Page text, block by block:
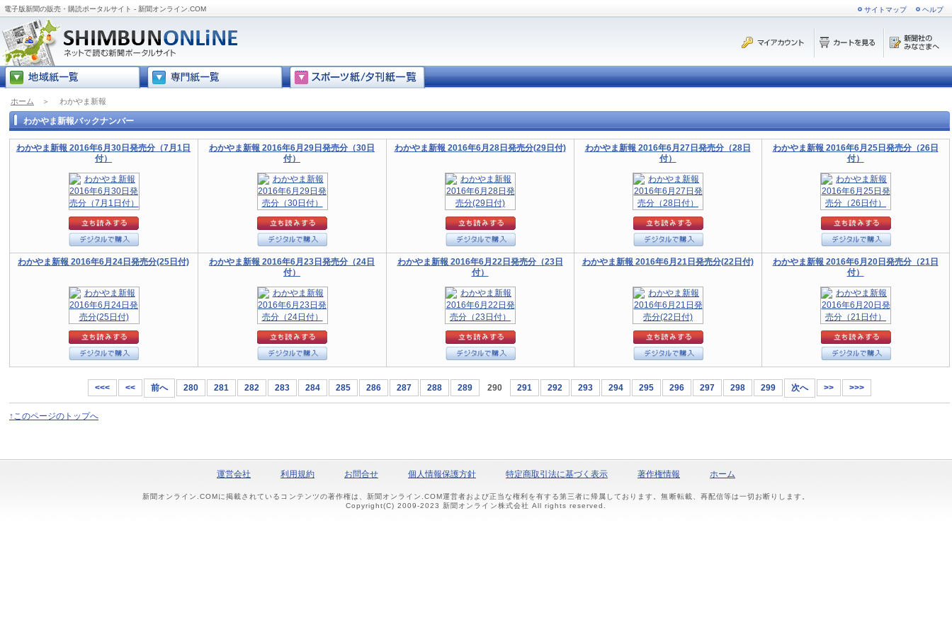
電子版新聞の販売・購読ポータルサイト - 新聞オンライン.COM サイトマップ ヘルプ
ホーム ＞ わかやま新報
わかやま新報バックナンバー
わかやま新報 2016年6月30日発売分（7月1日
付）
わかやま新報 2016年6月29日発売分（30日
付）
わかやま新報 2016年6月28日発売分(29日付)
わかやま新報 2016年6月27日発売分（28日
付）
わかやま新報 2016年6月25日発売分（26日
付）
わかやま新報 2016年6月24日発売分(25日付)
わかやま新報 2016年6月23日発売分（24日
付）
わかやま新報 2016年6月22日発売分（23日
付）
わかやま新報 2016年6月21日発売分(22日付)
わかやま新報 2016年6月20日発売分（21日
付）
<<< << 前へ 280 281 282 283 284 285 286 287 288 289 290 291 292 293 294 295 296 297 298 299 次へ >> >>>
↑このページのトップへ
運営会社 利用規約 お問合せ 個人情報保護方針 特定商取引法に基づく表示 著作権情報 ホーム
新聞オンライン.COMに掲載されているコンテンツの著作権は、新聞オンライン.COM運営者および正当な権利を有する第三者に帰属しております。無断転載、再配信等は一切お断りします。
Copyright(C) 2009-2023 新聞オンライン株式会社 All rights reserved.